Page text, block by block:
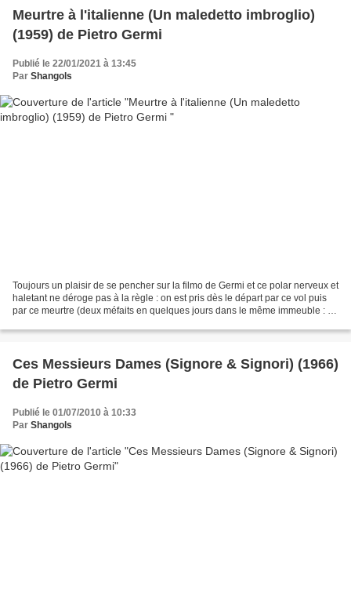
Meurtre à l'italienne (Un maledetto imbroglio)
(1959) de Pietro Germi
Publié le 22/01/2021 à 13:45
Par Shangols
Toujours un plaisir de se pencher sur la filmo de Germi et ce polar nerveux et
haletant ne déroge pas à la règle : on est pris dès le départ par ce vol puis
par ce meurtre (deux méfaits en quelques jours dans le même immeuble : y
Ces Messieurs Dames (Signore & Signori) (1966)
de Pietro Germi
Publié le 01/07/2010 à 10:33
Par Shangols